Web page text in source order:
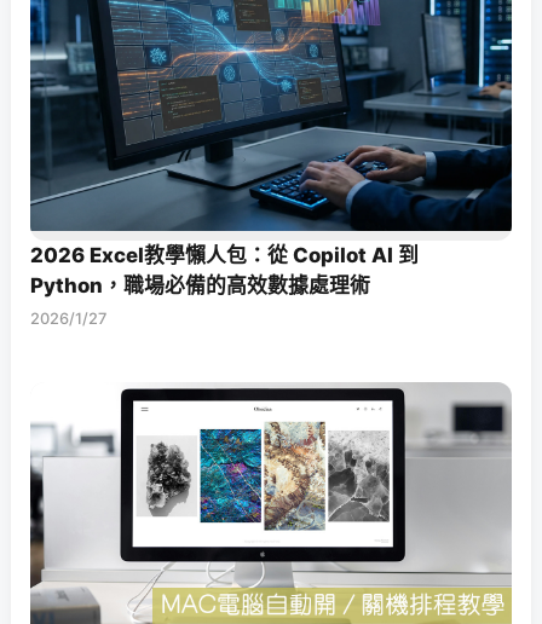
2026 Excel教學懶人包：從 Copilot AI 到
Python，職場必備的高效數據處理術
2026/1/27